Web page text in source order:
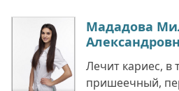
Мададова
Лечит кариес, в
пришеечный,